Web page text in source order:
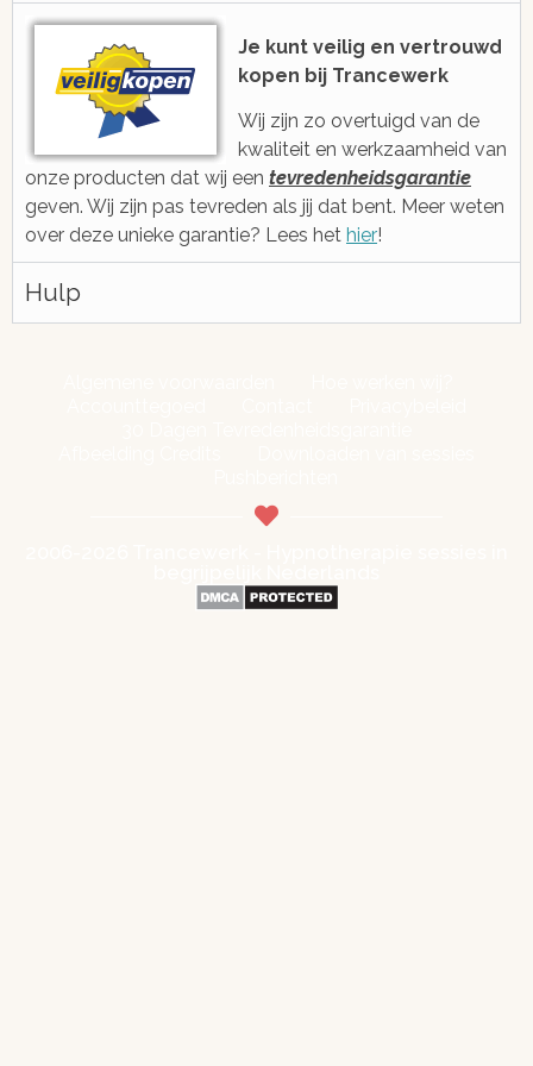
voicebericht
Je kunt veilig en vertrouwd
kopen bij Trancewerk
Wij zijn zo overtuigd van de
kwaliteit en werkzaamheid van
onze producten dat wij een tevredenheidsgarantie
geven. Wij zijn pas tevreden als jij dat bent. Meer weten
over deze unieke garantie? Lees het hier!
Hulp